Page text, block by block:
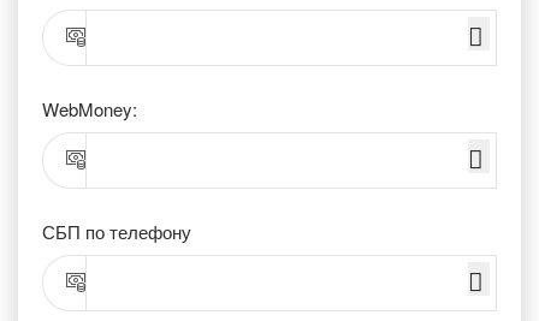
WebMoney:
СБП по телефону